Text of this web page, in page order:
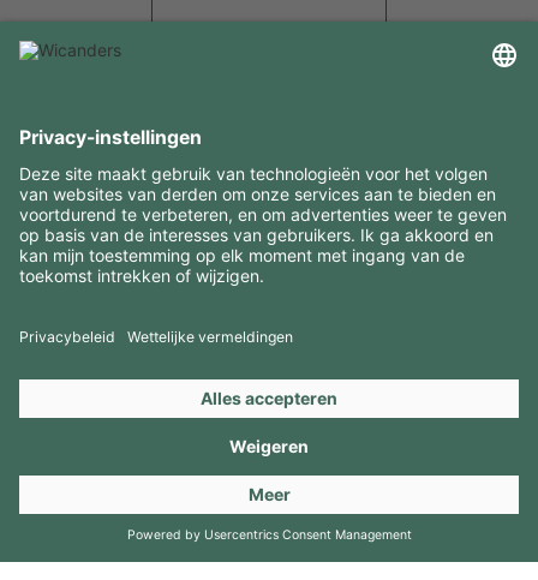
INTERESSANTE INFORMATIE
MIDDELEN
CONTACTEN
Copyright 2026 © Amorim Cork Solutions. All rights reserved.
byWebcomum